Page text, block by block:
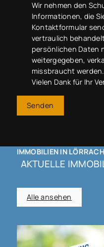
Wir nehmen den
Informationen, die
Kontaktformular
vertraulich
persönlichen Daten
weitergegeben,
missbraucht werden.
Vielen Dank für Ihr
Senden
IMMOBILIEN IN
AKTUELLE
Alle ansehen